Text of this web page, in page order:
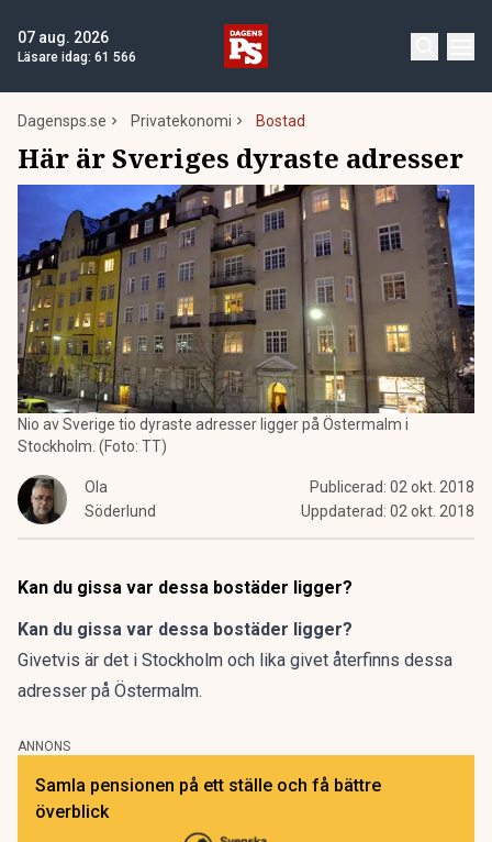
07 aug. 2026
Läsare idag: 61 566
Dagensps.se Privatekonomi Bostad
Här är Sveriges dyraste adresser
Nio av Sverige tio dyraste adresser ligger på Östermalm i
Stockholm. (Foto: TT)
Ola
Söderlund
Publicerad: 02 okt. 2018
Uppdaterad: 02 okt. 2018
Kan du gissa var dessa bostäder ligger?
Kan du gissa var dessa bostäder ligger?
Givetvis är det i Stockholm och lika givet återfinns dessa
adresser på Östermalm.
ANNONS
Samla pensionen på ett ställe och få bättre
överblick